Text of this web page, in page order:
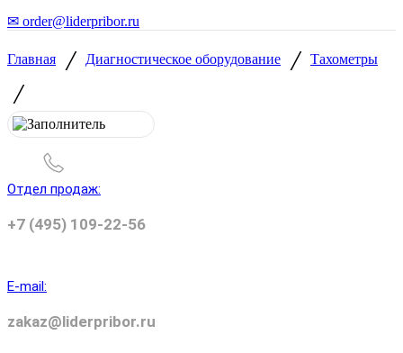
✉ order@liderpribor.ru
Главная / Диагностическое оборудование / Тахометры
/
Отдел продаж:
+7 (495) 109-22-56
E-mail:
zakaz@liderpribor.ru